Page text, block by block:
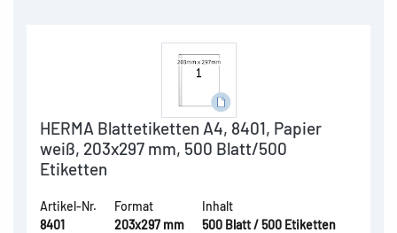
HERMA Blattetiketten A4, 8401, Papier
weiß, 203x297 mm, 500 Blatt/500
Etiketten
Artikel-Nr.
8401
Format
203x297 mm
Inhalt
500 Blatt / 500 Etiketten